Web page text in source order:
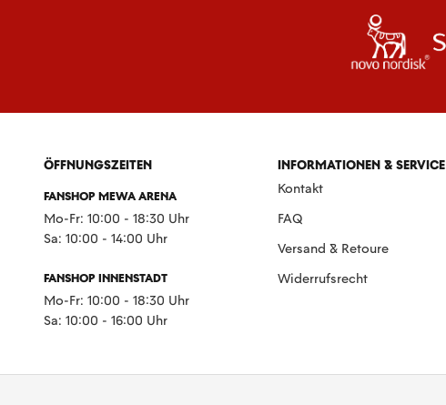
ÖFFNUNGSZEITEN
FANSHOP MEWA ARENA
Mo-Fr: 10:00 - 18:30 Uhr
Sa: 10:00 - 14:00 Uhr
FANSHOP INNENSTADT
Mo-Fr: 10:00 - 18:30 Uhr
Sa: 10:00 - 16:00 Uhr
INFORMATIONEN & SERVICE
Kontakt
FAQ
Versand & Retoure
Widerrufsrecht